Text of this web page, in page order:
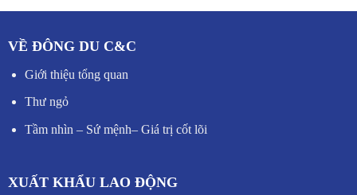
VỀ ĐÔNG DU C&C
Giới thiệu tổng quan
Thư ngỏ
Tầm nhìn – Sứ mệnh–Giá trị cốt lõi
XUẤT KHẨU LAO ĐỘNG